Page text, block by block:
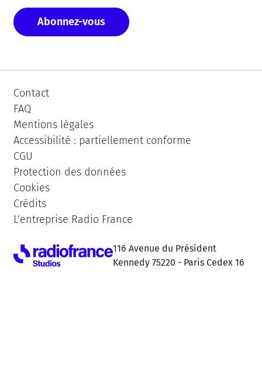
Abonnez-vous
Contact
FAQ
Mentions légales
Accessibilité : partiellement conforme
CGU
Protection des données
Cookies
Crédits
L'entreprise Radio France
116 Avenue du Président
Kennedy 75220 - Paris Cedex 16